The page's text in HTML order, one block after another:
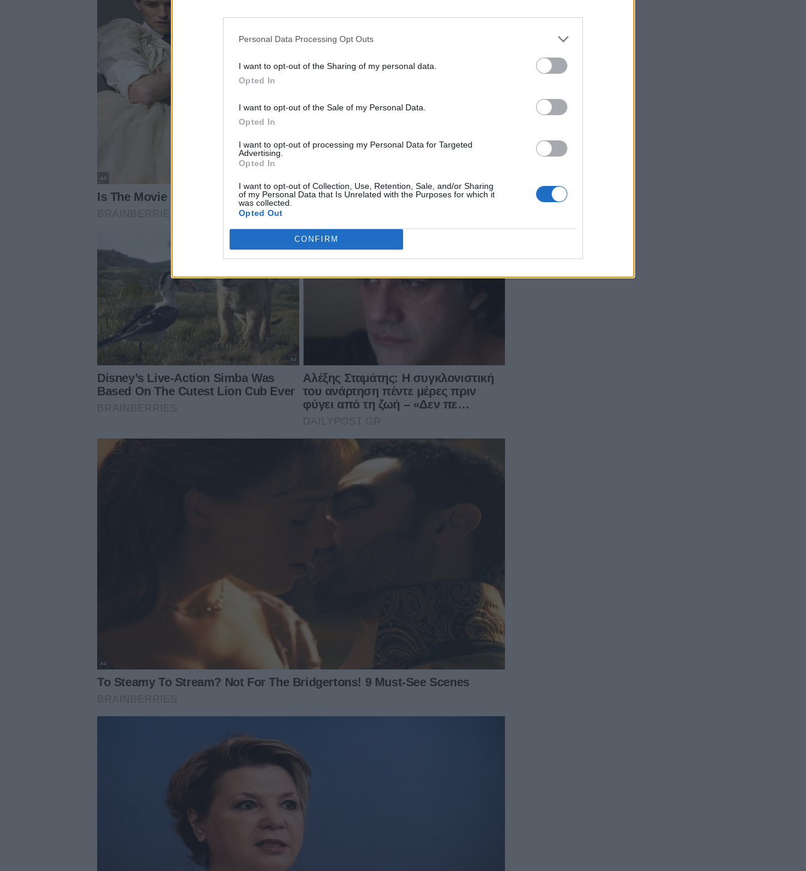
Personal Data Processing Opt Outs
I want to opt-out of the Sharing of my personal data.
Opted In
I want to opt-out of the Sale of my Personal Data.
Opted In
I want to opt-out of processing my Personal Data for Targeted
Advertising.
Opted In
I want to opt-out of Collection, Use, Retention, Sale, and/or Sharing
of my Personal Data that Is Unrelated with the Purposes for which it
was collected.
Opted Out
CONFIRM